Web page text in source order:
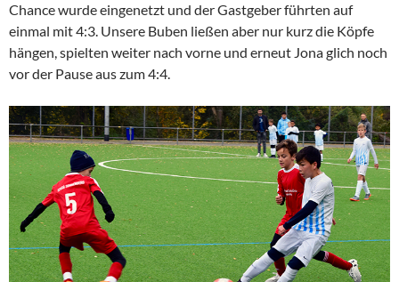
Chance wurde eingenetzt und der Gastgeber führten auf
einmal mit 4:3. Unsere Buben ließen aber nur kurz die Köpfe
hängen, spielten weiter nach vorne und erneut Jona glich noch
vor der Pause aus zum 4:4.